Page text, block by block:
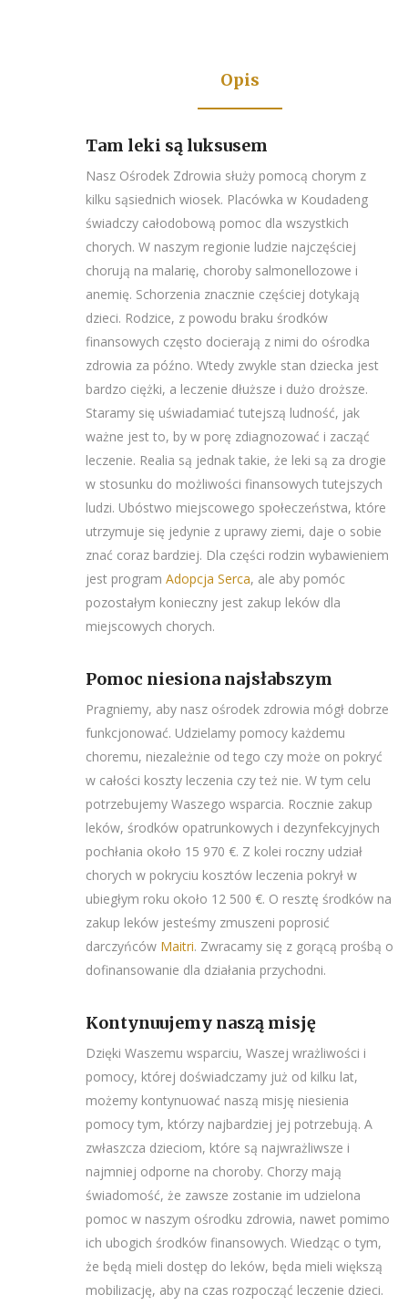
Opis
Tam leki są luksusem
Nasz Ośrodek Zdrowia służy pomocą chorym z
kilku sąsiednich wiosek. Placówka w Koudadeng
świadczy całodobową pomoc dla wszystkich
chorych. W naszym regionie ludzie najczęściej
chorują na malarię, choroby salmonellozowe i
anemię. Schorzenia znacznie częściej dotykają
dzieci. Rodzice, z powodu braku środków
finansowych często docierają z nimi do ośrodka
zdrowia za późno. Wtedy zwykle stan dziecka jest
bardzo ciężki, a leczenie dłuższe i dużo droższe.
Staramy się uświadamiać tutejszą ludność, jak
ważne jest to, by w porę zdiagnozować i zacząć
leczenie. Realia są jednak takie, że leki są za drogie
w stosunku do możliwości finansowych tutejszych
ludzi. Ubóstwo miejscowego społeczeństwa, które
utrzymuje się jedynie z uprawy ziemi, daje o sobie
znać coraz bardziej. Dla części rodzin wybawieniem
jest program Adopcja Serca, ale aby pomóc
pozostałym konieczny jest zakup leków dla
miejscowych chorych.
Pomoc niesiona najsłabszym
Pragniemy, aby nasz ośrodek zdrowia mógł dobrze
funkcjonować. Udzielamy pomocy każdemu
choremu, niezależnie od tego czy może on pokryć
w całości koszty leczenia czy też nie. W tym celu
potrzebujemy Waszego wsparcia. Rocznie zakup
leków, środków opatrunkowych i dezynfekcyjnych
pochłania około 15 970 €. Z kolei roczny udział
chorych w pokryciu kosztów leczenia pokrył w
ubiegłym roku około 12 500 €. O resztę środków na
zakup leków jesteśmy zmuszeni poprosić
darczyńców Maitri. Zwracamy się z gorącą prośbą o
dofinansowanie dla działania przychodni.
Kontynuujemy naszą misję
Dzięki Waszemu wsparciu, Waszej wrażliwości i
pomocy, której doświadczamy już od kilku lat,
możemy kontynuować naszą misję niesienia
pomocy tym, którzy najbardziej jej potrzebują. A
zwłaszcza dzieciom, które są najwrażliwsze i
najmniej odporne na choroby. Chorzy mają
świadomość, że zawsze zostanie im udzielona
pomoc w naszym ośrodku zdrowia, nawet pomimo
ich ubogich środków finansowych. Wiedząc o tym,
że będą mieli dostęp do leków, będa mieli większą
mobilizację, aby na czas rozpocząć leczenie dzieci.